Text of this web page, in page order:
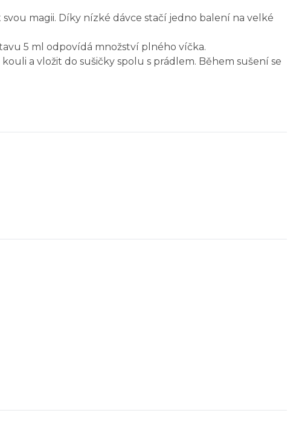
magii. Díky nízké dávce stačí jedno balení na velké
5 ml odpovídá množství plného víčka.
a vložit do sušičky spolu s prádlem. Během sušení se